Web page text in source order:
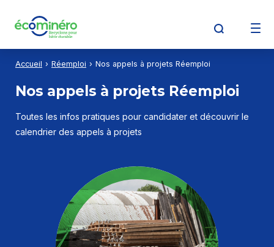
Producteurs
Opérateurs de déchets
Détenteurs de déchets
Accueil Réemploi Nos appels à projets Réemploi
Nos appels à projets Réemploi
Toutes les infos pratiques pour candidater et découvrir le
calendrier des appels à projets